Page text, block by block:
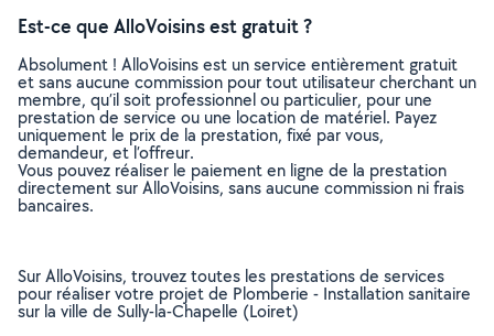
Est-ce que AlloVoisins est gratuit ?
Absolument ! AlloVoisins est un service entièrement gratuit
et sans aucune commission pour tout utilisateur cherchant un
membre, qu’il soit professionnel ou particulier, pour une
prestation de service ou une location de matériel. Payez
uniquement le prix de la prestation, fixé par vous,
demandeur, et l’offreur.
Vous pouvez réaliser le paiement en ligne de la prestation
directement sur AlloVoisins, sans aucune commission ni frais
bancaires.
Sur AlloVoisins, trouvez toutes les prestations de services
pour réaliser votre projet de Plomberie - Installation sanitaire
sur la ville de Sully-la-Chapelle (Loiret)